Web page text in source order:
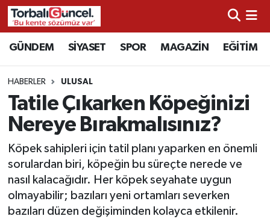
GÜNDEM SİYASET SPOR MAGAZİN EĞİTİM
HABERLER ULUSAL
Tatile Çıkarken Köpeğinizi
Nereye Bırakmalısınız?
Köpek sahipleri için tatil planı yaparken en önemli
sorulardan biri, köpeğin bu süreçte nerede ve
nasıl kalacağıdır. Her köpek seyahate uygun
olmayabilir; bazıları yeni ortamları severken
bazıları düzen değişiminden kolayca etkilenir.
İzmir Nöbetçi Eczaneler
İzmir Hava Durumu
İzmir Namaz Vakitleri
İzmir Trafik Yoğunluk Haritası
Süper Lig Puan Durumu ve Fikstür
Tüm Manşetler